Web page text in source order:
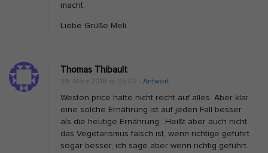
s
n
s
c
e
macht.
Liebe Grüße Meli
Thomas Thibault
29. März 2018 at 05:02 - Antwort
Weston price hatte nicht recht auf alles. Aber klar
eine solche Ernährung ist auf jeden Fall besser
als die heutige Ernährung.. Heißt aber auch nicht
das Vegetarismus falsch ist, wenn richtige geführt
sogar besser, ich sage aber wenn richtig geführt.